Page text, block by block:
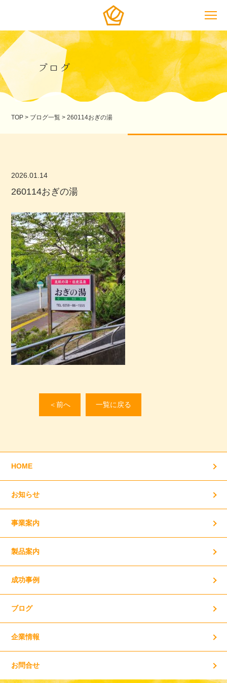
ブログ
TOP > ブログ一覧 >260114おぎの湯
2026.01.14
260114おぎの湯
＜前へ 一覧に戻る
HOME
お知らせ
事業案内
製品案内
成功事例
ブログ
企業情報
お問合せ